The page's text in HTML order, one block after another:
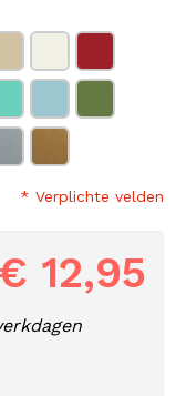
* Verplichte velden
€ 12,95